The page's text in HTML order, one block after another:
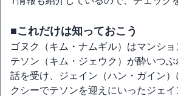
■これだけは知っておこう
ゴヌク（キム・ナムギル）はマンショ
テソン（キム・ジェウク）が酔いつ
話を受け、ジェイン（ハン・ガイン
クシーでテソンを迎えにいったジェ